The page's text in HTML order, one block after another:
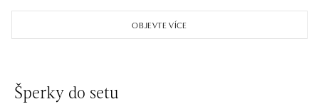
OBJEVTE VÍCE
Šperky do setu